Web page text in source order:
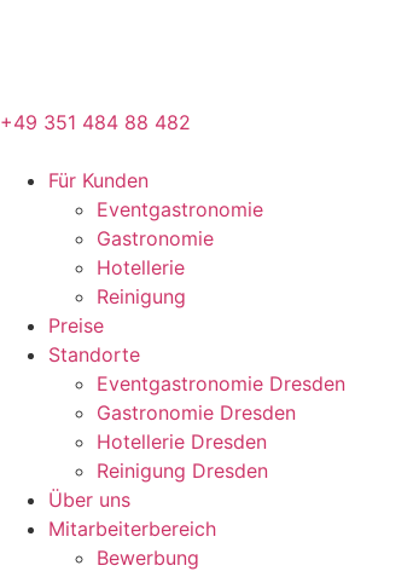
+49 351 484 88 482
Für Kunden
Eventgastronomie
Gastronomie
Hotellerie
Reinigung
Preise
Standorte
Eventgastronomie Dresden
Gastronomie Dresden
Hotellerie Dresden
Reinigung Dresden
Über uns
Mitarbeiterbereich
Bewerbung